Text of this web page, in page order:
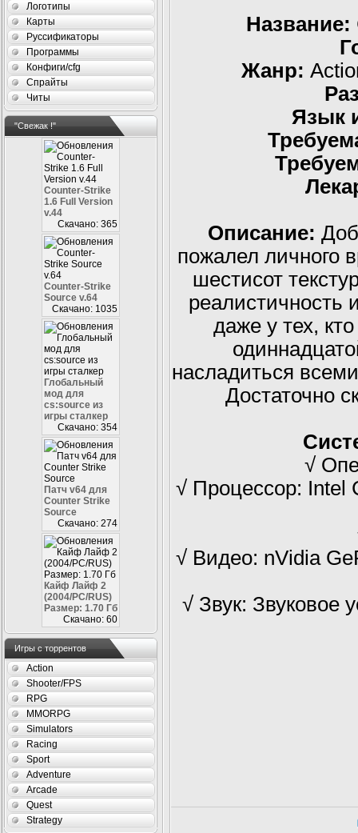
Логотипы
Карты
Руссификаторы
Программы
Конфиги/cfg
Спрайты
Читы
"Свежак !"
Counter-Strike
1.6 Full Version
v.44
Скачано: 365
Counter-Strike
Source v.64
Скачано: 1035
Глобальный
мод для
cs:source из
игры сталкер
Скачано: 354
Патч v64 для
Counter Strike
Source
Скачано: 274
Кайф Лайф 2
(2004/PC/RUS)
Размер: 1.70 Гб
Скачано: 60
Игры с торрентов
Action
Shooter/FPS
RPG
MMORPG
Simulators
Racing
Sport
Adventure
Arcade
Quest
Strategy
Название:
Жанр:
Язык
Описание:
пожалел личного
шестисот
реалистичность
даже у тех,
насладиться
Достаточно
√
√ Процессор: Intel
√ Видео: nVidia
√ Звук: Звуковое